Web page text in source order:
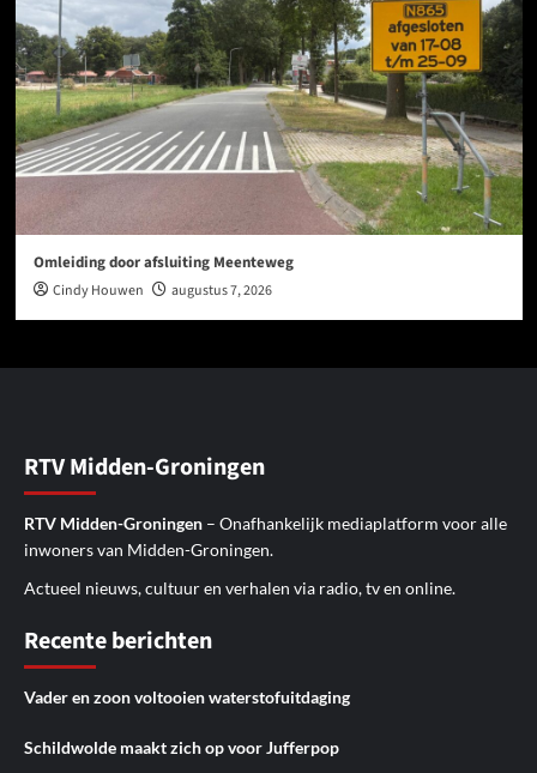
Omleiding door afsluiting Meenteweg
Cindy Houwen augustus 7, 2026
RTV Midden-Groningen
RTV Midden-Groningen – Onafhankelijk mediaplatform voor alle
inwoners van Midden-Groningen.
Actueel nieuws, cultuur en verhalen via radio, tv en online.
Recente berichten
Vader en zoon voltooien waterstofuitdaging
Schildwolde maakt zich op voor Jufferpop